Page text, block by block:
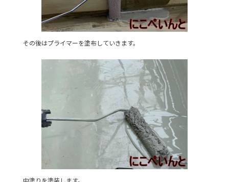
その後はプライマーを塗布していきます。
中塗りを塗装します。